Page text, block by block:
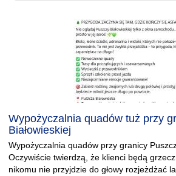
Wypożyczalnia quadów tuż przy
Białowieskiej
Wypożyczalnia quadów przy granicy
Oczywiście twierdzą, że klienci będą
nikomu nie przyjdzie do głowy rozjeżdżać